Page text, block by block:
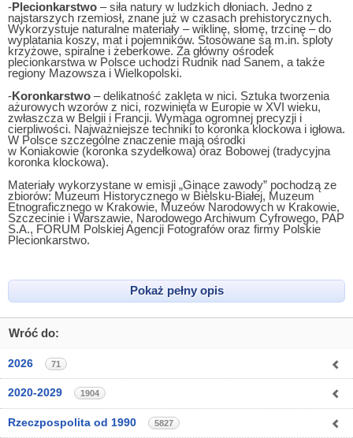
-Plecionkarstwo – siła natury w ludzkich dłoniach. Jedno z
najstarszych rzemiosł, znane już w czasach prehistorycznych.
Wykorzystuje naturalne materiały – wiklinę, słomę, trzcinę – do
wyplatania koszy, mat i pojemników. Stosowane są m.in. sploty
krzyżowe, spiralne i żeberkowe. Za główny ośrodek
plecionkarstwa w Polsce uchodzi Rudnik nad Sanem, a także
regiony Mazowsza i Wielkopolski.
-Koronkarstwo – delikatność zaklęta w nici. Sztuka tworzenia
ażurowych wzorów z nici, rozwinięta w Europie w XVI wieku,
zwłaszcza w Belgii i Francji. Wymaga ogromnej precyzji i
cierpliwości. Najważniejsze techniki to koronka klockowa i igłowa.
W Polsce szczególne znaczenie mają ośrodki
w Koniakowie (koronka szydełkowa) oraz Bobowej (tradycyjna
koronka klockowa).
Materiały wykorzystane w emisji „Ginące zawody” pochodzą ze
zbiorów: Muzeum Historycznego w Bielsku‑Białej, Muzeum
Etnograficznego w Krakowie, Muzeów Narodowych w Krakowie,
Szczecinie i Warszawie, Narodowego Archiwum Cyfrowego, PAP
S.A., FORUM Polskiej Agencji Fotografów oraz firmy Polskie
Plecionkarstwo.
Pokaż pełny opis
Wróć do:
2026 71
2020-2029 1904
Rzeczpospolita od 1990 5827